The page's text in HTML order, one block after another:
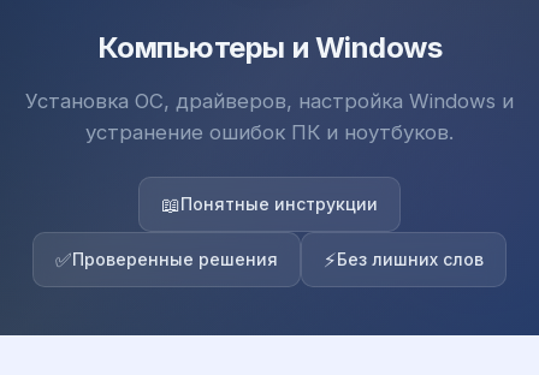
Компьютеры и Windows
Установка ОС, драйверов, настройка Windows и
устранение ошибок ПК и ноутбуков.
📖Понятные инструкции
✅Проверенные решения ⚡Без лишних слов